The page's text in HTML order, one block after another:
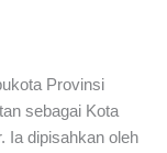
Provinsi
sebagai Kota
Ia dipisahkan oleh